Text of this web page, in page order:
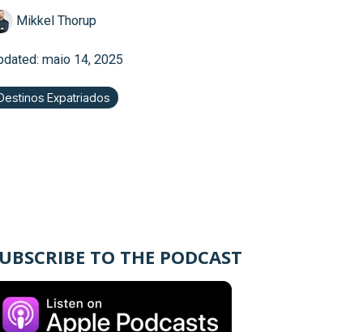
Mikkel Thorup
maio 14, 2025
Expatriados
TO THE PODCAST